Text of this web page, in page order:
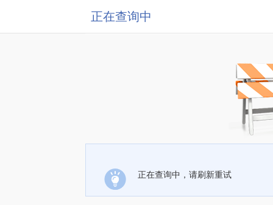
正在查询中
正在查询中，请刷新重试